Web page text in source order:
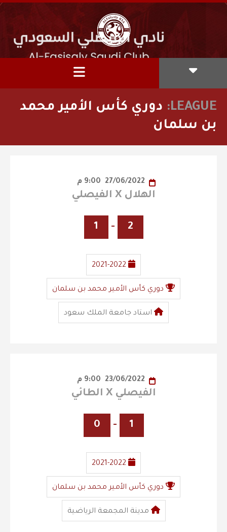
LEAGUE:
دوري كأس الأمير محمد
بن سلمان
الهلال X الفيصلي
2
-
1
2021-2022
دوري كأس الأمير محمد بن سلمان
استاد جامعة الملك سعود
الفيصلي X الطائي
1
-
0
2021-2022
دوري كأس الأمير محمد بن سلمان
مدينة المجمعة الرياضية